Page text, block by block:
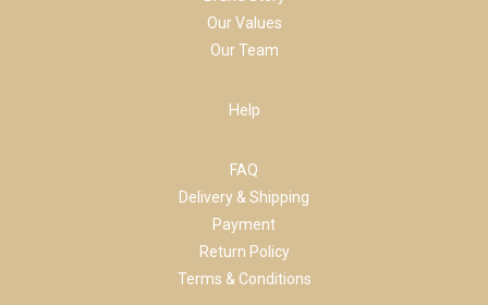
Our Values
Our Team
Help
FAQ
Delivery & Shipping
Payment
Return Policy
Terms & Conditions